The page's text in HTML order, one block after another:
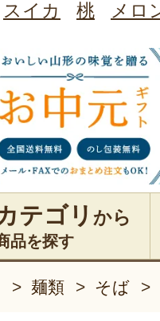
スイカ 桃 メロ
テゴリ から
品を探す
> 麺類 > そば >